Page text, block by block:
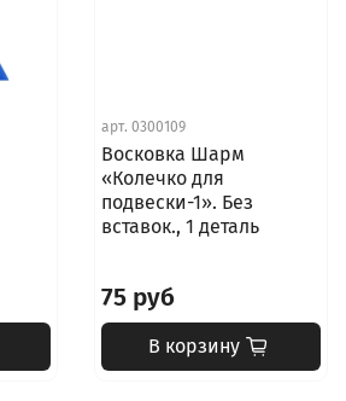
арт. 0300109
Восковка Шарм
«Колечко для
подвески-1». Без
вставок., 1 деталь
75 руб
В корзину